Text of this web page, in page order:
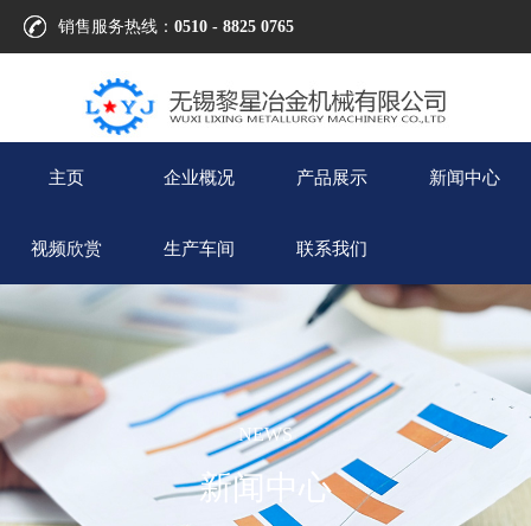
销售服务热线： 0510 - 8825 0765
主页 企业概况 产品展示 新闻中心
视频欣赏 生产车间 联系我们
NEWS
新闻中心